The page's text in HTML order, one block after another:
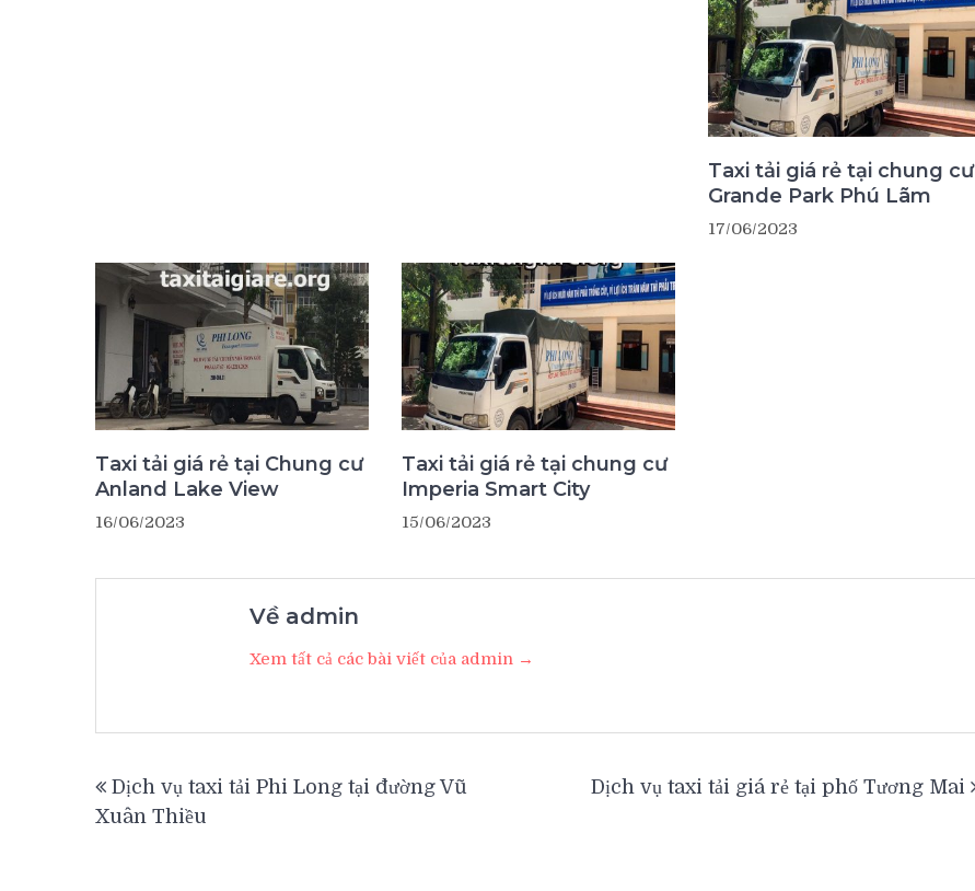
Taxi tải giá rẻ tại chung cư
Grande Park Phú Lãm
17/06/2023
Taxi tải giá rẻ tại Chung cư
Anland Lake View
16/06/2023
Taxi tải giá rẻ tại chung cư
Imperia Smart City
15/06/2023
Về admin
Xem tất cả các bài viết của admin →
hướng
Dịch vụ taxi tải Phi Long tại đường Vũ
Xuân Thiều
Dịch vụ taxi tải giá rẻ tại phố Tương Mai